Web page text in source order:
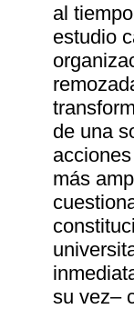
al
estudio
de una
más
su vez‒